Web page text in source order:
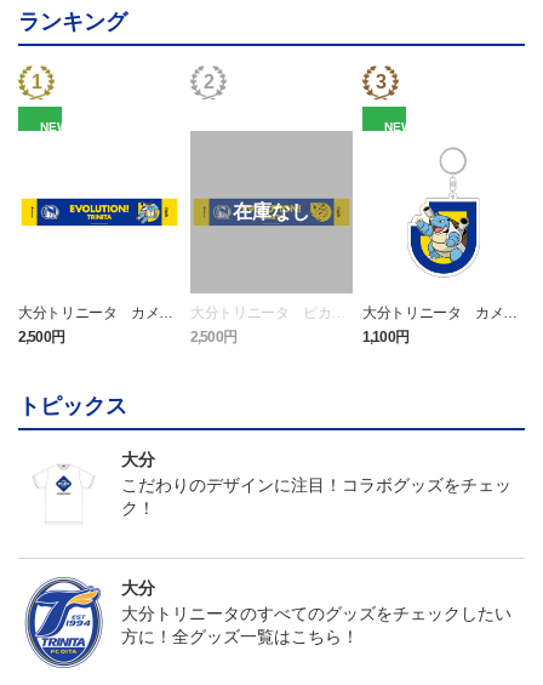
ランキング
NEW
大分トリニータ カメッ
クス タオルマフラー
2,500円
大分トリニータ ピカチ
ュウ タオルマフラー
2,500円
NEW
大分トリニータ カメッ
クス キーホルダー
1,100円
トピックス
大分
こだわりのデザインに注目！コラボグッズをチェッ
ク！
大分
大分トリニータのすべてのグッズをチェックしたい
方に！全グッズ一覧はこちら！